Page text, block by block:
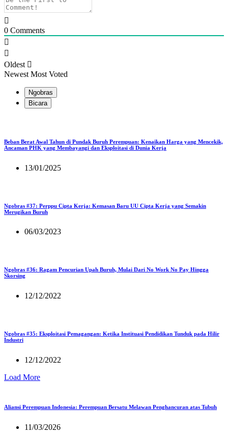
0 Comments
Oldest
Newest Most Voted
Ngobras
Bicara
Beban Berat Awal Tahun di Pundak Buruh Perempuan: Kenaikan Harga yang Mencekik,
Ancaman PHK yang Membayangi dan Eksploitasi di Dunia Kerja
13/01/2025
Ngobras #37: Perppu Cipta Kerja: Kemasan Baru UU Cipta Kerja yang Semakin
Merugikan Buruh
06/03/2023
Ngobras #36: Ragam Pencurian Upah Buruh, Mulai Dari No Work No Pay Hingga
Skorsing
12/12/2022
Ngobras #35: Eksploitasi Pemagangan: Ketika Instituasi Pendidikan Tunduk pada Hilir
Industri
12/12/2022
Load More
Aliansi Perempuan Indonesia: Perempuan Bersatu Melawan Penghancuran atas Tubuh
11/03/2026